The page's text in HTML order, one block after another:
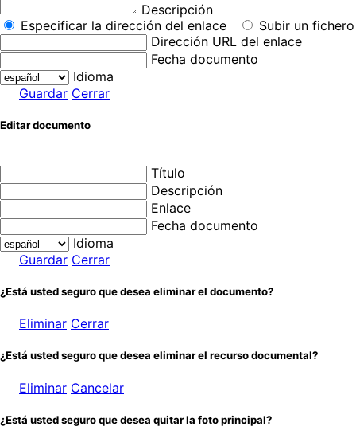
Descripción
Especificar la dirección del enlace
Subir un fichero
Dirección URL del enlace
Fecha documento
Idioma
Guardar Cerrar
Editar documento
Título
Descripción
Enlace
Fecha documento
Idioma
Guardar Cerrar
¿Está usted seguro que desea eliminar el documento?
Eliminar Cerrar
¿Está usted seguro que desea eliminar el recurso documental?
Eliminar Cancelar
¿Está usted seguro que desea quitar la foto principal?